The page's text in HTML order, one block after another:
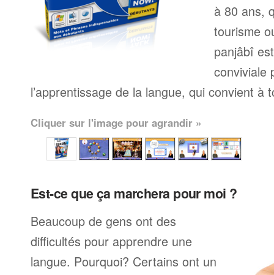
à 80 ans,
tourisme
panjâbî
conviviale
l’apprentissage de la langue, qui convient à
Cliquer sur l'image pour agrandir »
Est-ce que ça marchera pour moi ?
Beaucoup de gens ont des
difficultés pour apprendre une
langue. Pourquoi? Certains ont un